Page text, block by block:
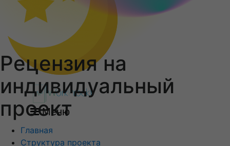
Меню
Рецензия на
индивидуальный
проект
Главная
Структура проекта